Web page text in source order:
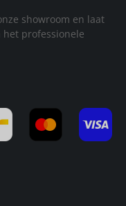
showroom en laat
professionele